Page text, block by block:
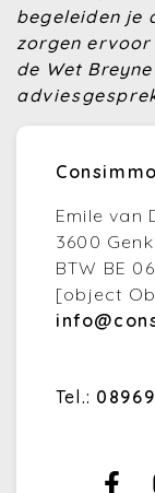
begeleiden je
zorgen
de Wet
Emile van
3600 Genk
BTW BE
[object
Tel.: